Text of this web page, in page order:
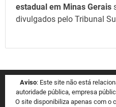
estadual em Minas Gerais
divulgados pelo Tribunal
Aviso: Este site não está
autoridade pública, empresa
O site disponibiliza apenas com o